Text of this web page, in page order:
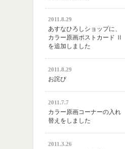
2011.8.29
あすなひろしショップに、
カラー原画ポストカード Ⅱ
を追加しました
2011.8.29
お詫び
2011.7.7
カラー原画コーナーの入れ
替えをしました
2011.3.26